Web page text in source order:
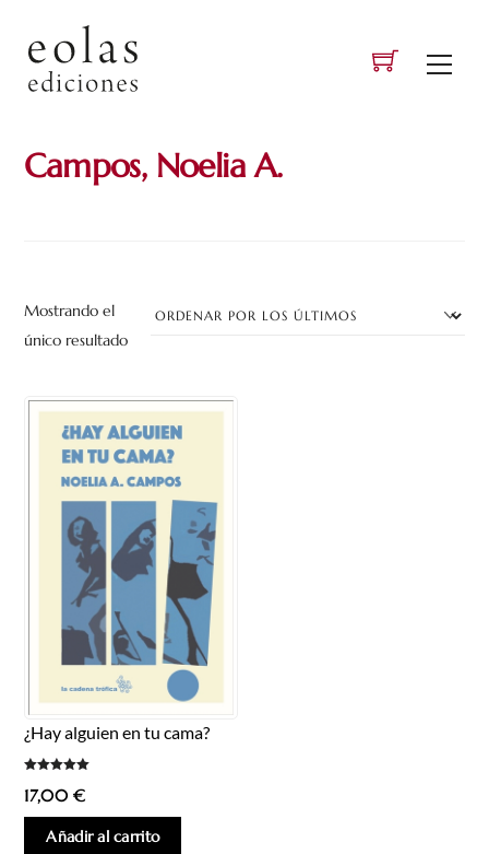
content
Campos, Noelia A.
Mostrando el
único resultado
¿Hay alguien en tu cama?
con
5.00
de 5
17,00€
Añadir al carrito